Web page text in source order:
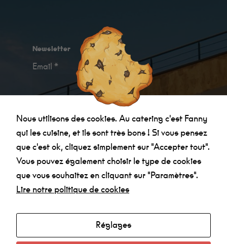
Newsletter
Email *
Je confirme avoir
pris connaissance des
informations relatives à la politique de
confidentialité
Nous utilisons des cookies. Au catering c'est Fanny
qui les cuisine, et ils sont très bons ! Si vous pensez
que c'est ok, cliquez simplement sur "Accepter tout".
Vous pouvez également choisir le type de cookies
que vous souhaitez en cliquant sur "Paramètres".
Lire notre politique de cookies
Réglages